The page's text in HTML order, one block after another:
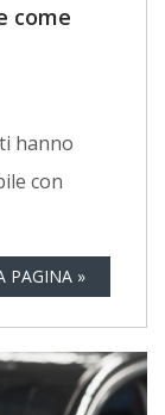
come
hanno
con
PAGINA »